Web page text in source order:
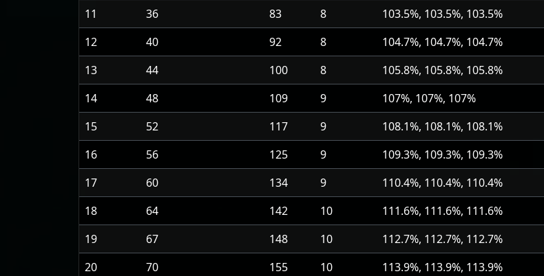
11
36 83 8 103.5%, 103.5%, 103.5%
12
40 92 8 104.7%, 104.7%, 104.7%
13
44 100 8 105.8%, 105.8%, 105.8%
14
48 109 9 107%, 107%, 107%
15
52 117 9 108.1%, 108.1%, 108.1%
16
56 125 9 109.3%, 109.3%, 109.3%
17
60 134 9 110.4%, 110.4%, 110.4%
18
64 142 10 111.6%, 111.6%, 111.6%
19
67 148 10 112.7%, 112.7%, 112.7%
20
70 155 10 113.9%, 113.9%, 113.9%